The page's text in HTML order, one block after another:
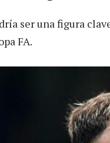
ser una figura
FA.